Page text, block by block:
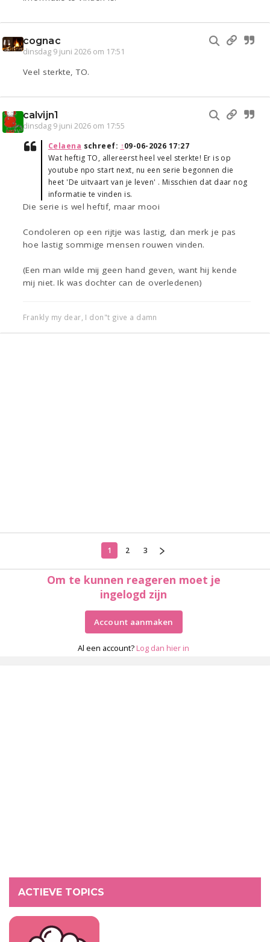
cognac
dinsdag 9 juni 2026 om 17:51
Veel sterkte, TO.
calvijn1
dinsdag 9 juni 2026 om 17:55
Celaena schreef: ↑09-06-2026 17:27
Wat heftig TO, allereerst heel veel sterkte! Er is op
youtube npo start next, nu een serie begonnen die
heet 'De uitvaart van je leven' . Misschien dat daar nog
informatie te vinden is.
Die serie is wel heftif, maar mooi
Condoleren op een rijtje was lastig, dan merk je pas
hoe lastig sommige mensen rouwen vinden.
(Een man wilde mij geen hand geven, want hij kende
mij niet. Ik was dochter can de overledenen)
Frankly my dear, I don"t give a damn
1 2 3
Om te kunnen reageren moet je
ingelogd zijn
Account aanmaken
Al een account? Log dan hier in
ACTIEVE TOPICS